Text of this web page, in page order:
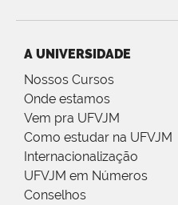
A UNIVERSIDADE
Nossos Cursos
Onde estamos
Vem pra UFVJM
Como estudar na UFVJM
Internacionalização
UFVJM em Números
Conselhos